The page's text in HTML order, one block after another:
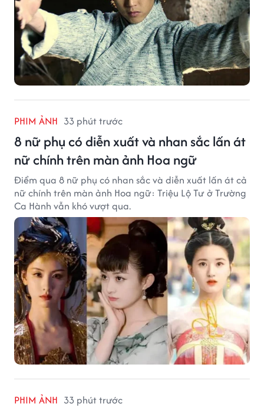
PHIM ẢNH 33 phút trước
8 nữ phụ có diễn xuất và nhan sắc lấn át
nữ chính trên màn ảnh Hoa ngữ
Điểm qua 8 nữ phụ có nhan sắc và diễn xuất lấn át cả
nữ chính trên màn ảnh Hoa ngữ: Triệu Lộ Tư ở Trường
Ca Hành vẫn khó vượt qua.
PHIM ẢNH 33 phút trước